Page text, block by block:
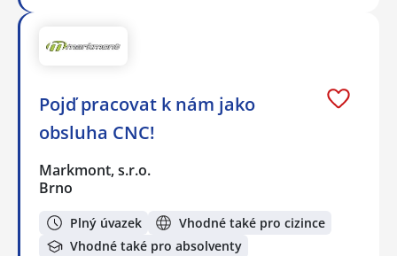
Pojď pracovat k nám jako
obsluha CNC!
Markmont, s.r.o.
Brno
Plný úvazek
Vhodné také pro cizince
Vhodné také pro absolventy